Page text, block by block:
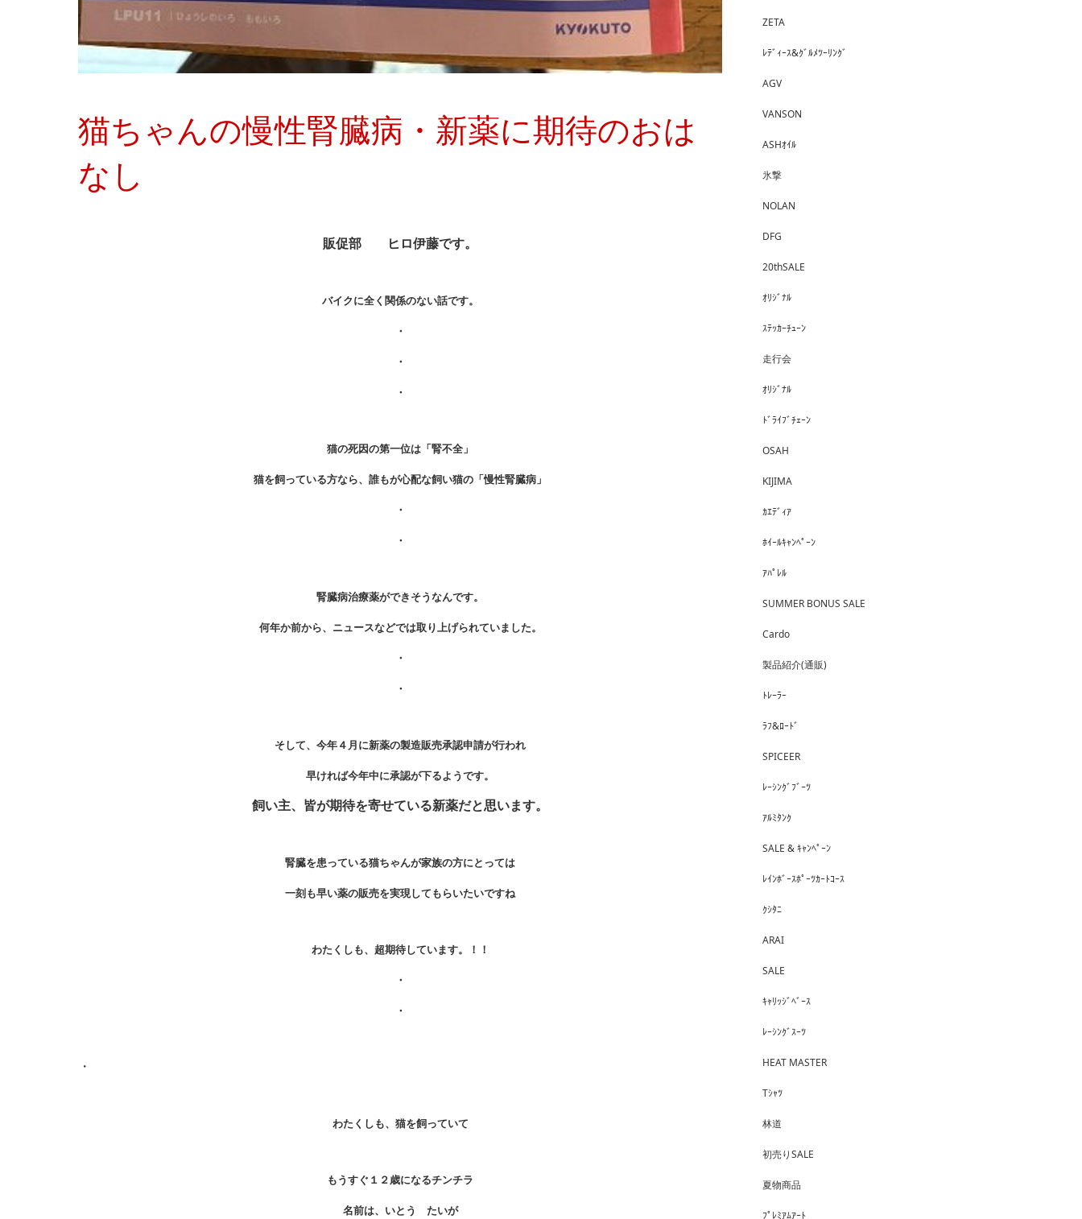
猫ちゃんの慢性腎臓病・新薬に期待のおは
なし
販促部 ヒロ伊藤です。
バイクに全く関係のない話です。
・
・
・
猫の死因の第一位は「腎不全」
猫を飼っている方なら、誰もが心配な飼い猫の「慢性腎臓病」
・
・
腎臓病治療薬ができそうなんです。
何年か前から、ニュースなどでは取り上げられていました。
・
・
そして、今年４月に新薬の製造販売承認申請が行われ
早ければ今年中に承認が下るようです。
飼い主、皆が期待を寄せている新薬だと思います。
腎臓を患っている猫ちゃんが家族の方にとっては
一刻も早い薬の販売を実現してもらいたいですね
わたくしも、超期待しています。！！
・
・
・
わたくしも、猫を飼っていて
もうすぐ１２歳になるチンチラ
名前は、いとう たいが
ZETA
ﾚﾃﾞｨｰｽ&ｸﾞﾙﾒﾂｰﾘﾝｸﾞ
AGV
VANSON
ASHｵｲﾙ
氷撃
NOLAN
DFG
20thSALE
ｵﾘｼﾞﾅﾙ
ｽﾃｯｶｰﾁｭｰﾝ
走行会
ｵﾘｼﾞﾅﾙ
ﾄﾞﾗｲﾌﾞﾁｪｰﾝ
OSAH
KIJIMA
ｶｴﾃﾞｨｱ
ﾎｲｰﾙｷｬﾝﾍﾟｰﾝ
ｱﾊﾟﾚﾙ
SUMMER BONUS SALE
Cardo
製品紹介(通販)
ﾄﾚｰﾗｰ
ﾗﾌ&ﾛｰﾄﾞ
SPICEER
ﾚｰｼﾝｸﾞﾌﾞｰﾂ
ｱﾙﾐﾀﾝｸ
SALE & ｷｬﾝﾍﾟｰﾝ
ﾚｲﾝﾎﾞｰｽﾎﾟｰﾂｶｰﾄｺｰｽ
ｸｼﾀﾆ
ARAI
SALE
ｷｬﾘｯｼﾞﾍﾞｰｽ
ﾚｰｼﾝｸﾞｽｰﾂ
HEAT MASTER
Tｼｬﾂ
林道
初売りSALE
夏物商品
ﾌﾟﾚﾐｱﾑｱｰﾄ